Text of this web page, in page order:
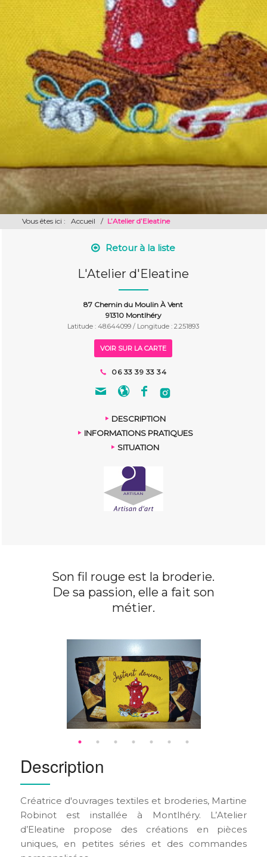
Vous êtes ici : Accueil / L’Atelier d’Eleatine
Retour à la liste
L'Atelier d'Eleatine
87 Chemin du Moulin À Vent
91310 Montlhéry
Latitude : 48.644099 / Longitude : 2.251893
VOIR SUR LA CARTE
06 33 39 33 34
DESCRIPTION
INFORMATIONS PRATIQUES
SITUATION
Son fil rouge est la broderie.
De sa passion, elle a fait son
métier.
Description
Créatrice d'ouvrages textiles et broderies, Martine
Robinot est installée à Montlhéry. L’Atelier
d’Eleatine propose des créations en pièces
uniques, en petites séries et des commandes